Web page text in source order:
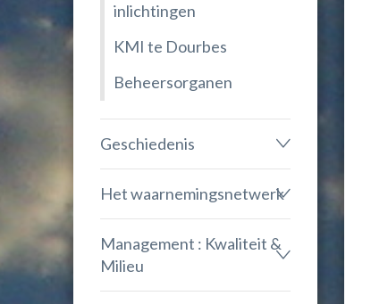
inlichtingen
KMI te Dourbes
Beheersorganen
Geschiedenis
Het waarnemingsnetwerk
Management : Kwaliteit &
Milieu